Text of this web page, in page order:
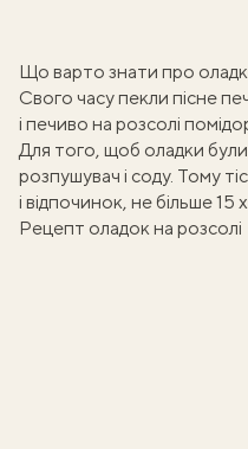
Що варто знати про
Свого часу пекли пісне
і печиво на розсолі
Для того, щоб оладки
розпушувач і соду. Тому
і відпочинок, не більше 15
Рецепт оладок на розсолі